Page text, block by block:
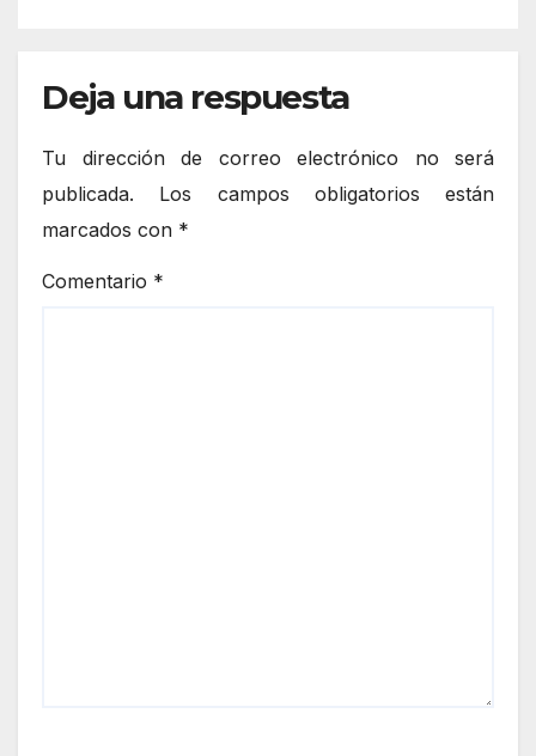
Deja una respuesta
Tu dirección de correo electrónico no será
publicada.
Los campos obligatorios están
marcados con *
Comentario *